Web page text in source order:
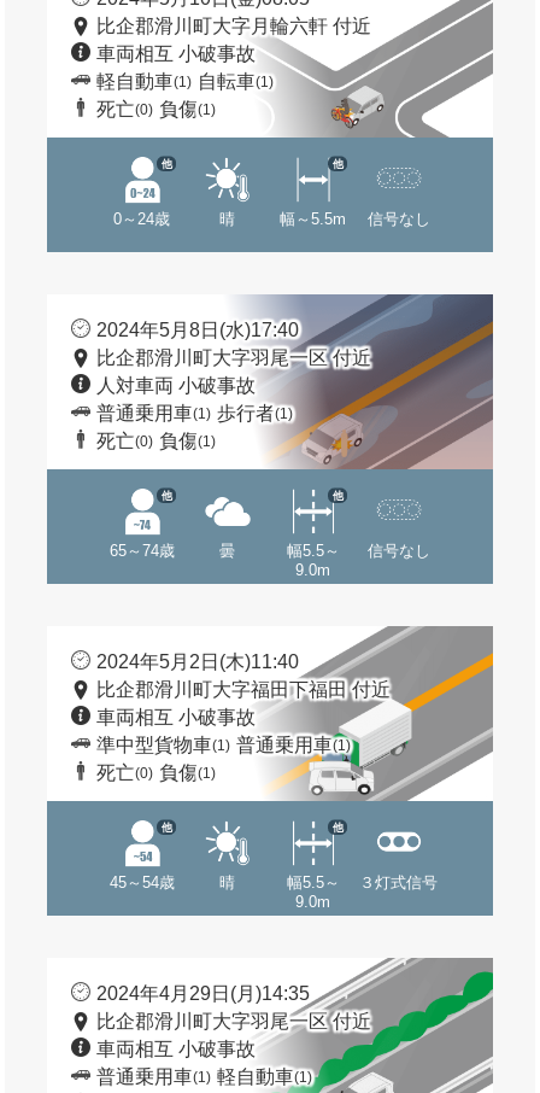
比企郡滑川町大字月輪六軒 付近
車両相互 小破事故
軽自動車(1) 自転車(1)
死亡(0) 負傷(1)
0～24歳
他
晴 幅～5.5m
他
信号なし
2024年5月8日(水)17:40
比企郡滑川町大字羽尾一区 付近
人対車両 小破事故
普通乗用車(1) 歩行者(1)
死亡(0) 負傷(1)
65～74歳
他
曇
幅5.5～
9.0m
他
信号なし
2024年5月2日(木)11:40
比企郡滑川町大字福田下福田 付近
車両相互 小破事故
準中型貨物車(1) 普通乗用車(1)
死亡(0) 負傷(1)
45～54歳
他
晴
幅5.5～
9.0m
他
３灯式信号
2024年4月29日(月)14:35
比企郡滑川町大字羽尾一区 付近
車両相互 小破事故
普通乗用車(1) 軽自動車(1)